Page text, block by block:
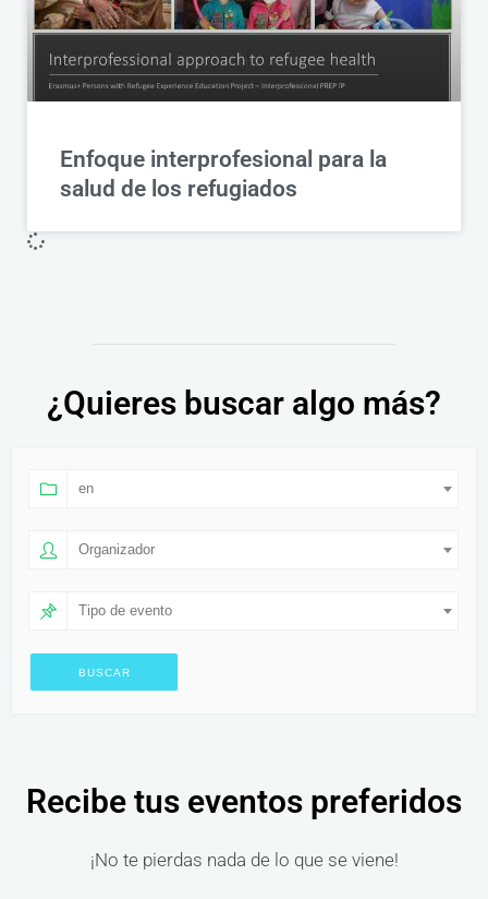
Enfoque interprofesional para la
salud de los refugiados
¿Quieres buscar algo más?
en
Organizador
Tipo de evento
Recibe tus eventos preferidos
¡No te pierdas nada de lo que se viene!